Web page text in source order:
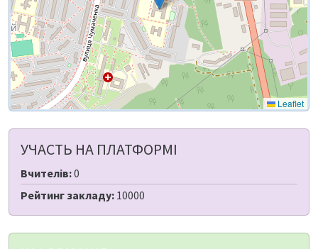
Leaflet
УЧАСТЬ НА ПЛАТФОРМІ
Вчителів:0
Рейтинг закладу: 10000